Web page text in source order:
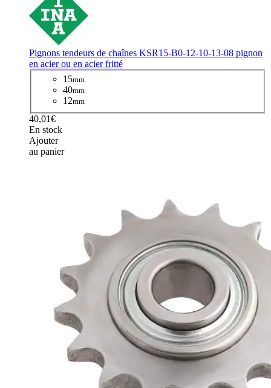
Pignons tendeurs de chaînes KSR15-B0-12-10-13-08 pignon
en acier ou en acier fritté
15mm
40mm
12mm
40,01€
En stock
Ajouter
au panier